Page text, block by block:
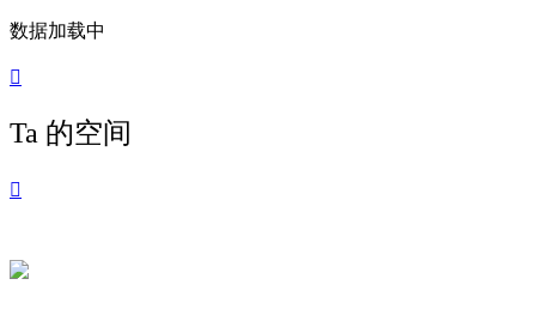
数据加载中

Ta 的空间
